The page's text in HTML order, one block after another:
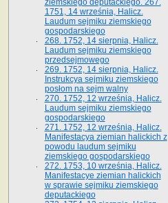
ziemskiego deputackiego. 267.
1751, 14 września, Halicz.
Laudum sejmiku ziemskiego
gospodarskiego
268. 1752, 14 sierpnia, Halicz.
Laudum sejmiku ziemskiego
przedsejmowego
269. 1752, 14 sierpnia, Halicz.
Instrukcya sejmiku ziemskiego
posłom na sejm walny
270. 1752, 12 września, Halicz.
Laudum sejmiku ziemskiego
gospodarskiego
271. 1752, 12 września, Halicz.
Manifestacya ziemian halickich z
powodu laudum sejmiku
ziemskiego gospodarskiego
272. 1753, 10 września, Halicz.
Manifestacye ziemian halickich
w sprawie sejmiku ziemskiego
deputackiego